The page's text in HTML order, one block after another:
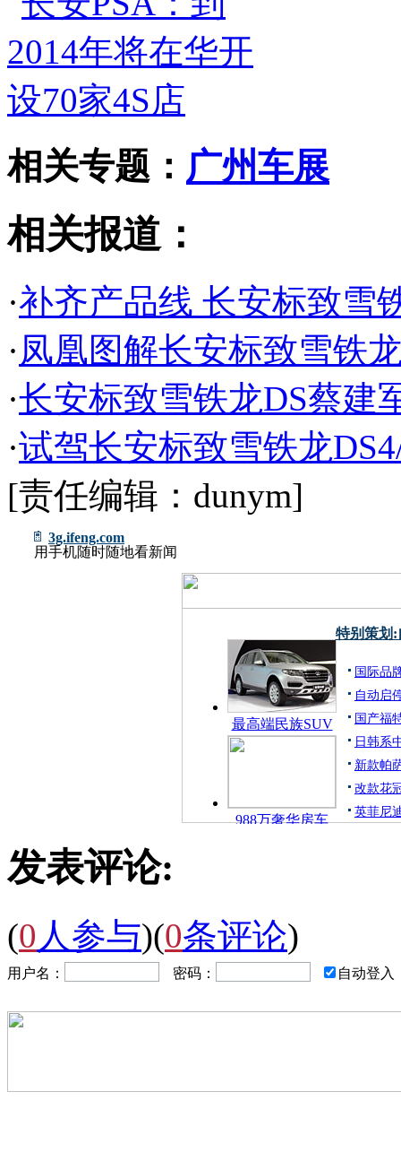
相关专题： 广州车展
相关报道：
·补齐产品线 长安标致雪
·凤凰图解长安标致雪铁
·长安标致雪铁龙DS蔡建
·试驾长安标致雪铁龙
[责任编辑：dunym]
3g.ifeng.com
用手机随时随地看新闻
最高端民族SUV
988万奢华房车
特别策划:
国际品
自动启
国产福
日韩系
新款帕
改款花
英菲尼
发表评论:
(0 人参与)(0条评论)
用户名： 密码： 自动登入